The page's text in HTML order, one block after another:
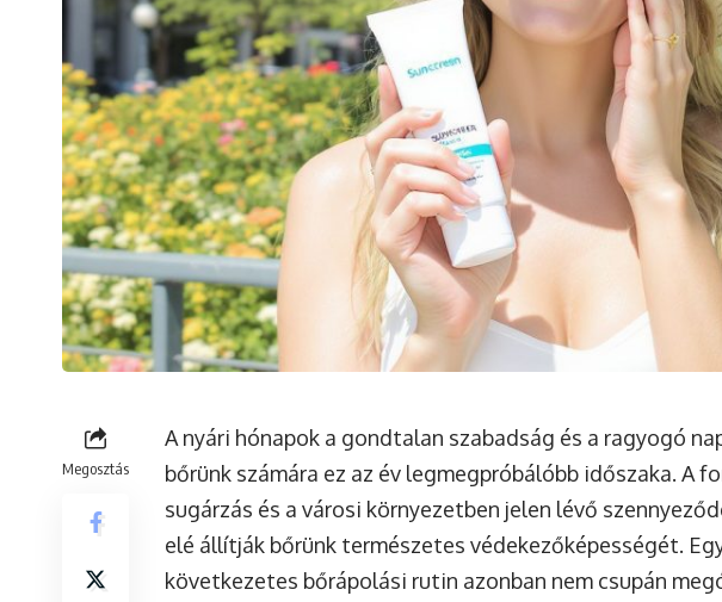
Megosztás
A nyári hónapok a gondtalan szabadság és a ragyogó
bőrünk számára ez az év legmegpróbálóbb időszaka. A
sugárzás és a városi környezetben jelen lévő
elé állítják bőrünk természetes védekezőképességét.
következetes bőrápolási rutin azonban nem csupán